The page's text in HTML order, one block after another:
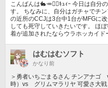
こんばんは🐇🥕󾁓󾀔ｷｭｨｰ 今日は自分
す。 ちなみに、自分はガチャでチ
の近所のCCJは3台中1台がMFGに
しても死守していきたいです。 ほ
着が追加されたならウラホッカイド
はむはむソフト
かなり前
＞勇者いちごまるさん チンアナゴ
時）vs グリムマラリヤ 可愛さ大